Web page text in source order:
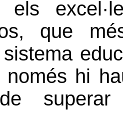
els
que
només hi
de